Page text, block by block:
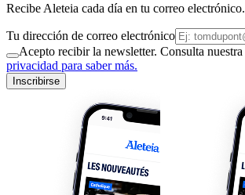
Recibe Aleteia cada día en tu correo electrónico.
Tu dirección de correo electrónico
Acepto recibir la newsletter. Consulta nuestra
privacidad para saber más.
Inscribirse